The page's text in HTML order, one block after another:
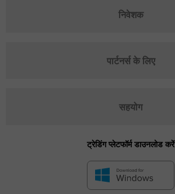
निवेशक
पार्टनर्स के लिए
सहयोग
ट्रेडिंग प्लेटफॉर्म डाउनलोड करें